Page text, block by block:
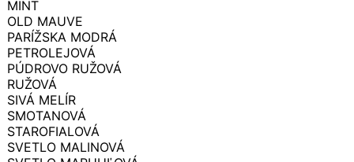
MINT
OLD MAUVE
PARÍŽSKA MODRÁ
PETROLEJOVÁ
PÚDROVO RUŽOVÁ
RUŽOVÁ
SIVÁ MELÍR
SMOTANOVÁ
STAROFIALOVÁ
SVETLO MALINOVÁ